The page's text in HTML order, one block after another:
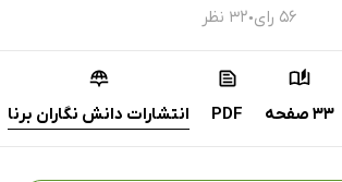
۵۶ رای ● ۳۲ نظر
33 صفحه PDF انتشارات دانش نگاران برنا